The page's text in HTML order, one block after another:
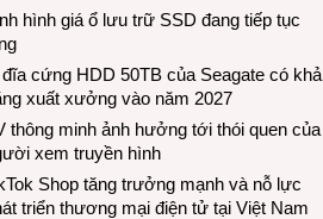
hình giá ổ lưu trữ SSD đang tiếp tục
cứng HDD 50TB của Seagate có khả
xuất xưởng vào năm 2027
thông minh ảnh hưởng tới thói quen của
xem truyền hình
Shop tăng trưởng mạnh và nỗ lực
triển thương mại điện tử tại Việt Nam